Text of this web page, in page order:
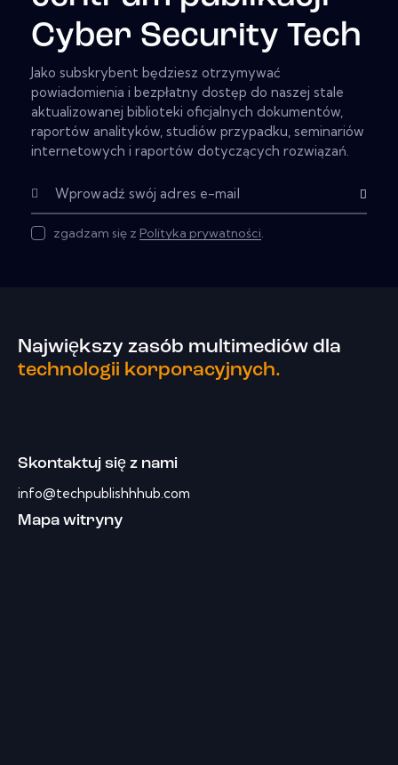
Cyber Security Tech
Jako subskrybent będziesz otrzymywać
powiadomienia i bezpłatny dostęp do naszej stale
aktualizowanej biblioteki oficjalnych dokumentów,
raportów analityków, studiów przypadku, seminariów
internetowych i raportów dotyczących rozwiązań.
zgadzam się z Polityka prywatności.
Największy zasób multimediów dla
technologii korporacyjnych.
Skontaktuj się z nami
info@techpublishhhub.com
Mapa witryny